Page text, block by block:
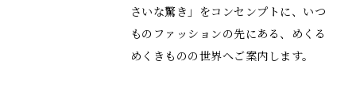
さいな驚き」をコンセンプトに、いつ
ものファッションの先にある、めくる
めくきものの世界へご案内します。